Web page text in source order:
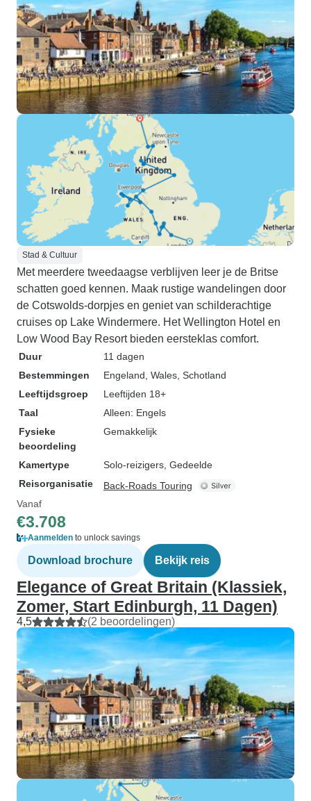
Stad & Cultuur
Met meerdere tweedaagse verblijven leer je de Britse
schatten goed kennen. Maak rustige wandelingen door
de Cotswolds-dorpjes en geniet van schilderachtige
cruises op Lake Windermere. Het Wellington Hotel en
Low Wood Bay Resort bieden eersteklas comfort.
Duur
11 dagen
Bestemmingen
Engeland , Wales , Schotland
Leeftijdsgroep
Leeftijden 18+
Taal
Alleen: Engels
Fysieke
beoordeling
Gemakkelijk
Kamertype
Solo-reizigers, Gedeelde
Reisorganisatie
Back-Roads Touring
Vanaf
€3.708
Aanmelden to unlock savings
Download brochure Bekijk reis
Elegance of Great Britain (Klassiek,
Zomer, Start Edinburgh, 11 Dagen)
4,5 (2 beoordelingen)